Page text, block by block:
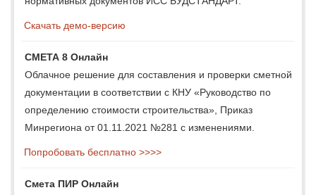
Скачать демо-версию
СМЕТА 8 Онлайн
Облачное решение для составления и проверки сметной
документации в соответствии с КНУ «Руководство по
определению стоимости строительства», Приказ
Минрегиона от 01.11.2021 №281 с изменениями.
Попробовать бесплатно >>>>
Смета ПИР Онлайн